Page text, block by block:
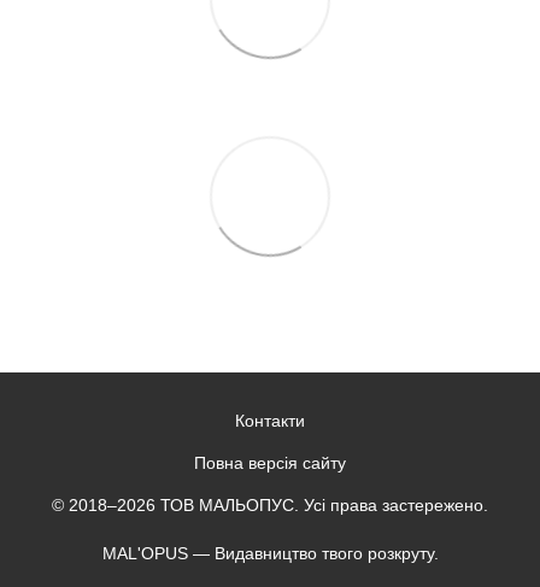
Контакти
Повна версія сайту
© 2018–2026 ТОВ МАЛЬОПУС. Усі права застережено.
MAL'OPUS — Видавництво твого розкруту.